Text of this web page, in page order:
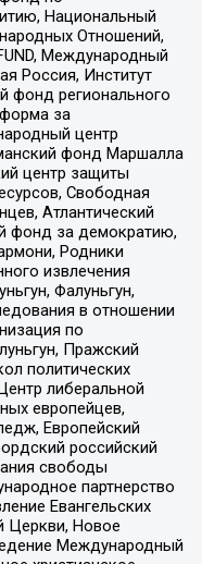
Национальный
Отношений,
Международный
Россия, Институт
фонд регионального
за
центр
фонд Маршалла
центр защиты
Свободная
Атлантический
фонд за демократию,
Родники
извлечения
Фалуньгун,
в отношении
по
Пражский
политических
либеральной
европейцев,
Европейский
российский
свободы
партнерство
Евангельских
Церкви, Новое
Международный